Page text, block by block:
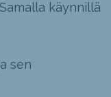
käynnillä
sen